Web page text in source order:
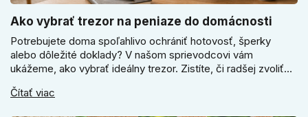
Ako vybrať trezor na peniaze do domácnosti
Potrebujete doma spoľahlivo ochrániť hotovosť, šperky
alebo dôležité doklady? V našom sprievodcovi vám
ukážeme, ako vybrať ideálny trezor. Zistíte, či radšej zvoliť
kľúčové jeho správne ukotvenie.
Čítať viac